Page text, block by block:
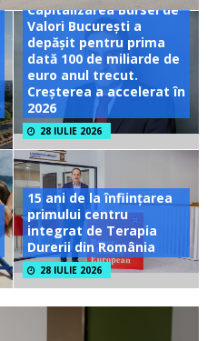
Capitalizarea Bursei de
Valori București a
depășit pentru prima
dată 100 de miliarde de
euro anul trecut.
Creșterea a accelerat în
2026
28 IULIE 2026
15 ani de la înființarea
primului centru
integrat de Terapia
Durerii din România
28 IULIE 2026